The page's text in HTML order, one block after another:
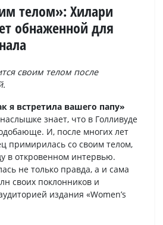
телом»: Хилари
обнаженной для
своим телом после
я встретила вашего папу»
знает, что в Голливуде
И, после многих лет
примирилась со своим телом,
в откровенном интервью.
не только правда, а и сама
своих поклонников и
издания «Women’s